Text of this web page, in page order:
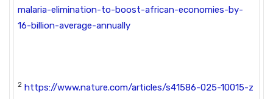
malaria-elimination-to-boost-african-economies-by-
16-billion-average-annually
2 https://www.nature.com/articles/s41586-025-10015-z